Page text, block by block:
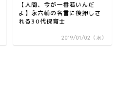
【人間、今が一番若いんだ
よ】永六輔の名言に後押しさ
れる30代保育士
2019/01/02（水）